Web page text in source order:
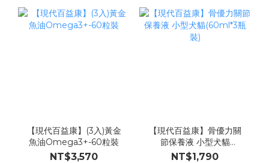
【現代百益康】(3入)黃金
魚油Omega3+-60粒裝
NT$3,570
【現代百益康】骨優力關
節保養液 小型犬貓
(60ml*3瓶裝)
NT$1,790